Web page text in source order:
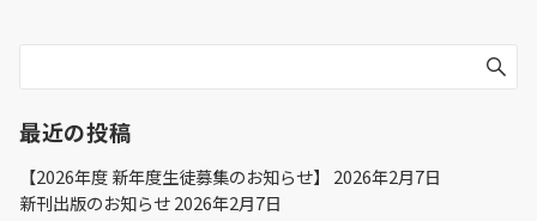
最近の投稿
【2026年度 新年度生徒募集のお知らせ】
2026年2月7日
新刊出版のお知らせ 2026年2月7日